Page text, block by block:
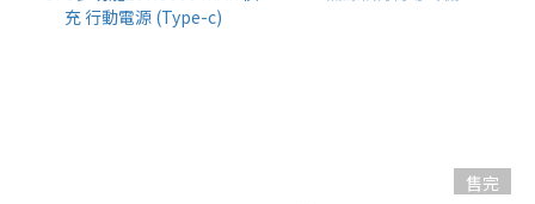
售完